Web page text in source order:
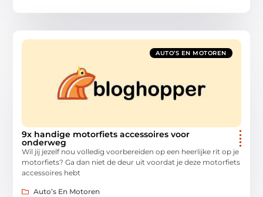
AUTO’S EN MOTOREN
9x handige motorfiets accessoires voor
onderweg
Wil jij jezelf nou volledig voorbereiden op een heerlijke rit op je
motorfiets? Ga dan niet de deur uit voordat je deze motorfiets
accessoires hebt
Auto’s En Motoren